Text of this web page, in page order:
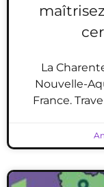
La
Nouvelle-
France.